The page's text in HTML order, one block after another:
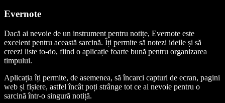
Evernote
Dacă ai nevoie de un instrument pentru notițe, Evernote este
excelent pentru această sarcină. Îți permite să notezi ideile și să
creezi liste to-do, fiind o aplicație foarte bună pentru organizarea
timpului.
Aplicația îți permite, de asemenea, să încarci capturi de ecran, pagini
web și fișiere, astfel încât poți strânge tot ce ai nevoie pentru o
sarcină într-o singură notiță.